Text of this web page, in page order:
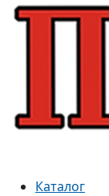
Каталог